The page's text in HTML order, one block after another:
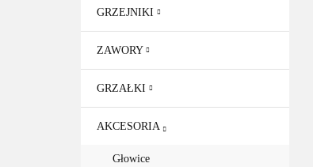
GRZEJNIKI
ZAWORY
GRZAŁKI
AKCESORIA
Głowice